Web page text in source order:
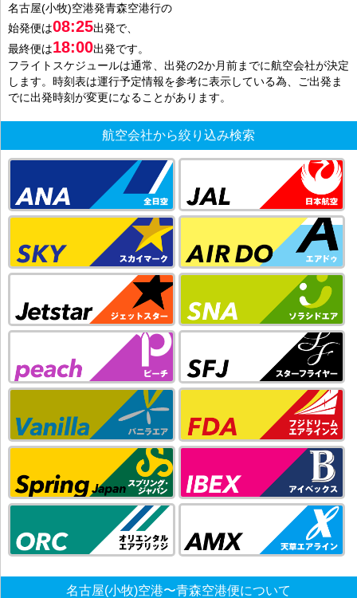
名古屋(小牧)空港発青森空港行の
始発便は08:25出発で、
最終便は18:00出発です。
フライトスケジュールは通常、出発の2か月前までに航空会社が決定
します。時刻表は運行予定情報を参考に表示している為、ご出発ま
でに出発時刻が変更になることがあります。
航空会社から絞り込み検索
名古屋(小牧)空港〜青森空港便について